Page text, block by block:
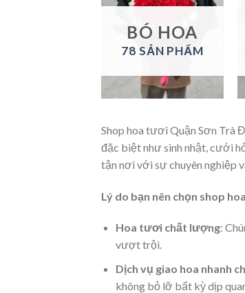
BÓ HOA
78 SẢN PHẨM
Shop hoa tươi Quận Sơn Trà
đặc biệt như sinh nhật, cưới
tận nơi với sự chuyên nghiệp
Lý do bạn nên chọn shop
Hoa tươi chất lượng:
vượt trội.
Dịch vụ giao hoa nhanh
không bỏ lỡ bất kỳ dịp